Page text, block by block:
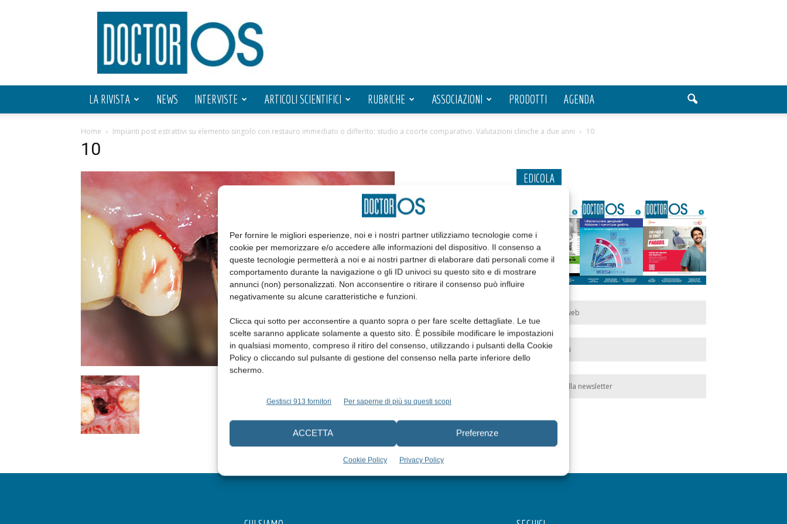
Per fornire le migliori esperienze, noi e i nostri partner utilizziamo tecnologie come i
cookie per memorizzare e/o accedere alle informazioni del dispositivo. Il consenso a
queste tecnologie permetterà a noi e ai nostri partner di elaborare dati personali come il
comportamento durante la navigazione o gli ID univoci su questo sito e di mostrare
annunci (non) personalizzati. Non acconsentire o ritirare il consenso può influire
negativamente su alcune caratteristiche e funzioni.
Clicca qui sotto per acconsentire a quanto sopra o per fare scelte dettagliate. Le tue
scelte saranno applicate solamente a questo sito. È possibile modificare le impostazioni
in qualsiasi momento, compreso il ritiro del consenso, utilizzando i pulsanti della Cookie
Policy o cliccando sul pulsante di gestione del consenso nella parte inferiore dello
schermo.
Gestisci 913 fornitori Per saperne di più su questi scopi
ACCETTA Preferenze
Cookie Policy Privacy Policy
Doctor
OS
LA RIVISTA NEWS INTERVISTE ARTICOLI SCIENTIFICI RUBRICHE ASSOCIAZIONI PRODOTTI AGENDA
Home Impianti post estrattivi su elemento singolo con restauro immediato o differito: studio a coorte comparativo. Valutazioni cliniche a due anni 10
10
EDICOLA
Edicola web
Abbonati
Iscriviti alla newsletter